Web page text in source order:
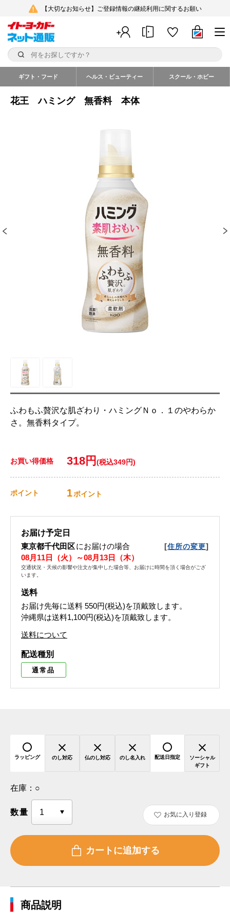
【大切なお知らせ】ご登録情報の継続利用に関するお願い
ギフト・フード ヘルス・ビューティー スクール・ホビー
花王 ハミング 無香料 本体
ふわもふ贅沢な肌ざわり・ハミングＮｏ．１のやわらか
さ。無香料タイプ。
お買い得価格 318円 (税込349円)
ポイント 1ポイント
お届け予定日
東京都千代田区にお届けの場合 [住所の変更]
08月11日（火）～08月13日（木）
交通状況・天候の影響や注文が集中した場合等、お届けに時間を頂く場合がござ
います。
送料
お届け先毎に送料 550円(税込)を頂戴致します。
沖縄県は送料1,100円(税込)を頂戴致します。
送料について
配送種別
通常品
ラッピング のし対応 仏のし対応 のし名入れ 配送日指定
ソーシャル
ギフト
在庫： ○
数量 お気に入り登録
商品説明